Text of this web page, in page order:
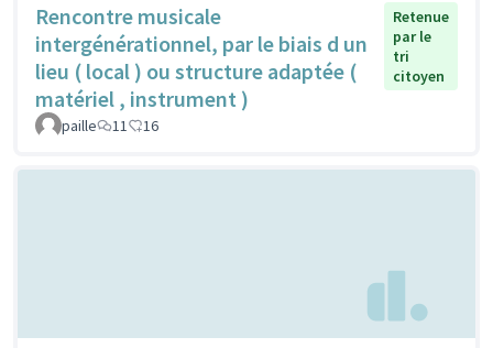
Rencontre musicale
intergénérationnel, par le biais d un
lieu ( local ) ou structure adaptée (
matériel , instrument )
Retenue
par le
tri
citoyen
paille 11 16